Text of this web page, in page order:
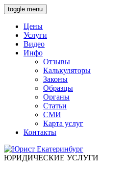
toggle menu
Цены
Услуги
Видео
Инфо
Отзывы
Калькуляторы
Законы
Образцы
Органы
Статьи
СМИ
Карта услуг
Контакты
ЮРИДИЧЕСКИЕ УСЛУГИ